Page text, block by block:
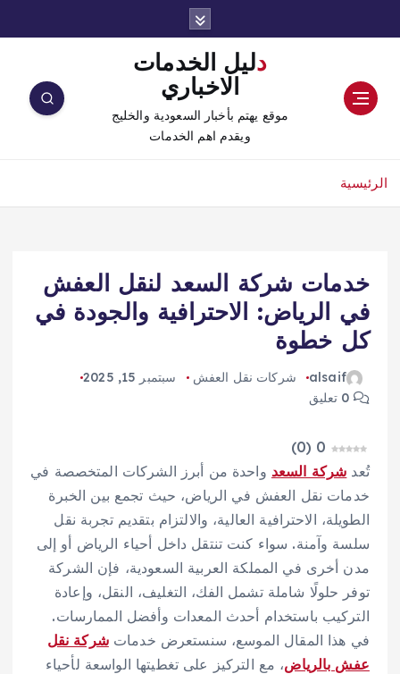
دليل الخدمات
الاخباري
موقع يهتم بأخبار السعودية والخليج
ويقدم اهم الخدمات
الرئيسية
خدمات شركة السعد لنقل العفش
في الرياض: الاحترافية والجودة في
كل خطوة
alsaif شركات نقل العفش
سبتمبر 15, 2025
0
(
0
)
تُعد شركة السعد واحدة من أبرز الشركات المتخصصة في
خدمات نقل العفش في الرياض، حيث تجمع بين الخبرة
الطويلة، الاحترافية العالية، والالتزام بتقديم تجربة نقل
سلسة وآمنة. سواء كنت تنتقل داخل أحياء الرياض أو إلى
مدن أخرى في المملكة العربية السعودية، فإن الشركة
توفر حلولًا شاملة تشمل الفك، التغليف، النقل، وإعادة
التركيب باستخدام أحدث المعدات وأفضل الممارسات.
في هذا المقال الموسع، سنستعرض خدماتشركة نقل
عفش بالرياض، مع التركيز على تغطيتها الواسعة لأحياء